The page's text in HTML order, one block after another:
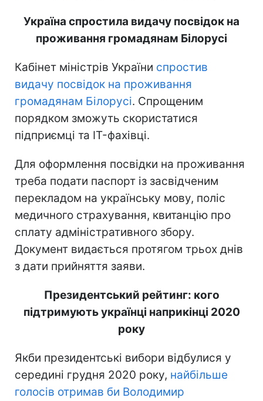
Україна спростила видачу посвідок на
проживання громадянам Білорусі
Кабінет міністрів України спростив
видачу посвідок на проживання
громадянам Білорусі. Спрощеним
порядком зможуть скористатися
підприємці та IT-фахівці.
Для оформлення посвідки на проживання
треба подати паспорт із засвідченим
перекладом на українську мову, поліс
медичного страхування, квитанцію про
сплату адміністративного збору.
Документ видається протягом трьох днів
з дати прийняття заяви.
Президентський рейтинг: кого
підтримують українці наприкінці 2020
року
Якби президентські вибори відбулися у
середині грудня 2020 року, найбільше
голосів отримав би Володимир